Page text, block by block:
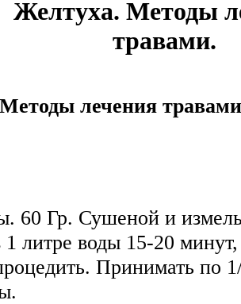
Желтуха. Методы
травами.
лечения
60 Гр. Сушеной и
1 литре воды 15-20
Принимать по